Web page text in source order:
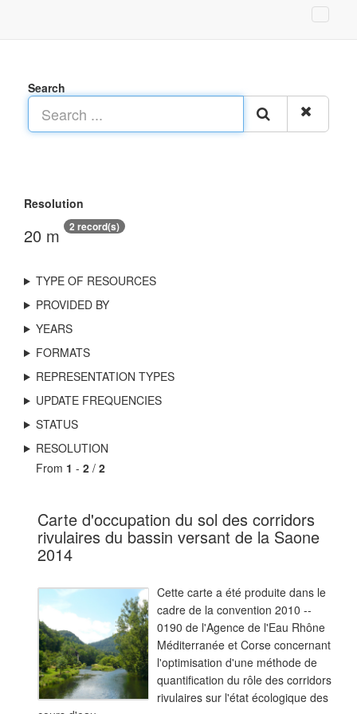
Search
Resolution
20 m 2 record(s)
TYPE OF RESOURCES
PROVIDED BY
YEARS
FORMATS
REPRESENTATION TYPES
UPDATE FREQUENCIES
STATUS
RESOLUTION
From 1 - 2 / 2
Carte d'occupation du sol des corridors
rivulaires du bassin versant de la Saone
2014
Cette carte a été produite dans le
cadre de la convention 2010 --
0190 de l'Agence de l'Eau Rhône
Méditerranée et Corse concernant
l'optimisation d'une méthode de
quantification du rôle des corridors
rivulaires sur l'état écologique des